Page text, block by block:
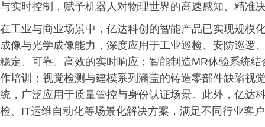
与实时控制，赋予机器人对物理世界的高速感知、精准
在工业与商业场景中，亿达科创的智能产品已实现规模
成像与光学成像能力，深度应用于工业巡检、安防巡逻
稳定、可靠、高效的实时响应；智能制造MR体验系统
作培训；视觉检测与建模系列涵盖的铸造零部件缺陷视
统，广泛应用于质量管控与身份认证场景。此外，亿达
检、IT运维自动化等场景化解决方案，满足不同行业客